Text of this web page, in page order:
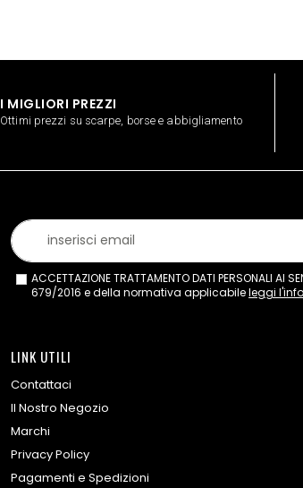
I MIGLIORI PREZZI
Ottimi prezzi su scarpe, borse e abbigliamento
ACCETTAZIONE TRATTAMENTO DATI PERSONALI AI
679/2016 e della normativa applicabileleggi
LINK UTILI
Contattaci
Il Nostro Negozio
Marchi
Privacy Policy
Pagamenti e Spedizioni